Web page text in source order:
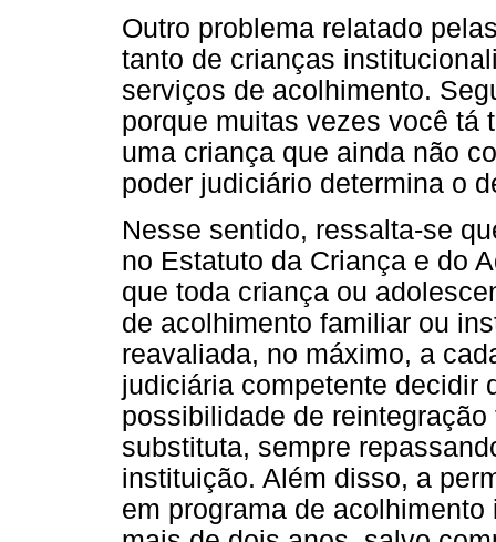
Outro problema relatado
tanto de crianças
serviços de acolhimento.
porque muitas vezes você tá
uma criança que ainda não
poder judiciário determina o
Nesse sentido, ressalta-se
no Estatuto da Criança e do
que toda criança ou
de acolhimento familiar ou
reavaliada, no máximo, a
judiciária competente decidir
possibilidade de
substituta, sempre
instituição. Além disso, a
em programa de